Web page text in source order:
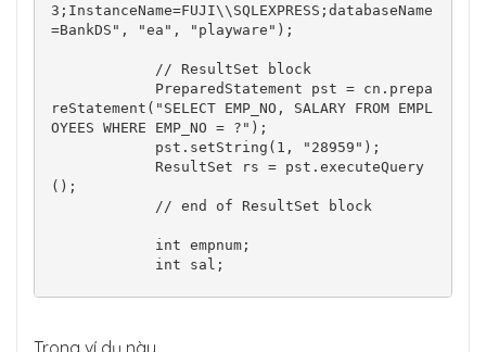
3;InstanceName=FUJI\\SQLEXPRESS;databaseName
=BankDS", "ea", "playware");
reStatement("SELECT EMP_NO, SALARY FROM EMPL
OYEES WHERE EMP_NO = ?");
();
            Statement st = cn.createStatemen
            st.executeUpdate("UPDATE employe